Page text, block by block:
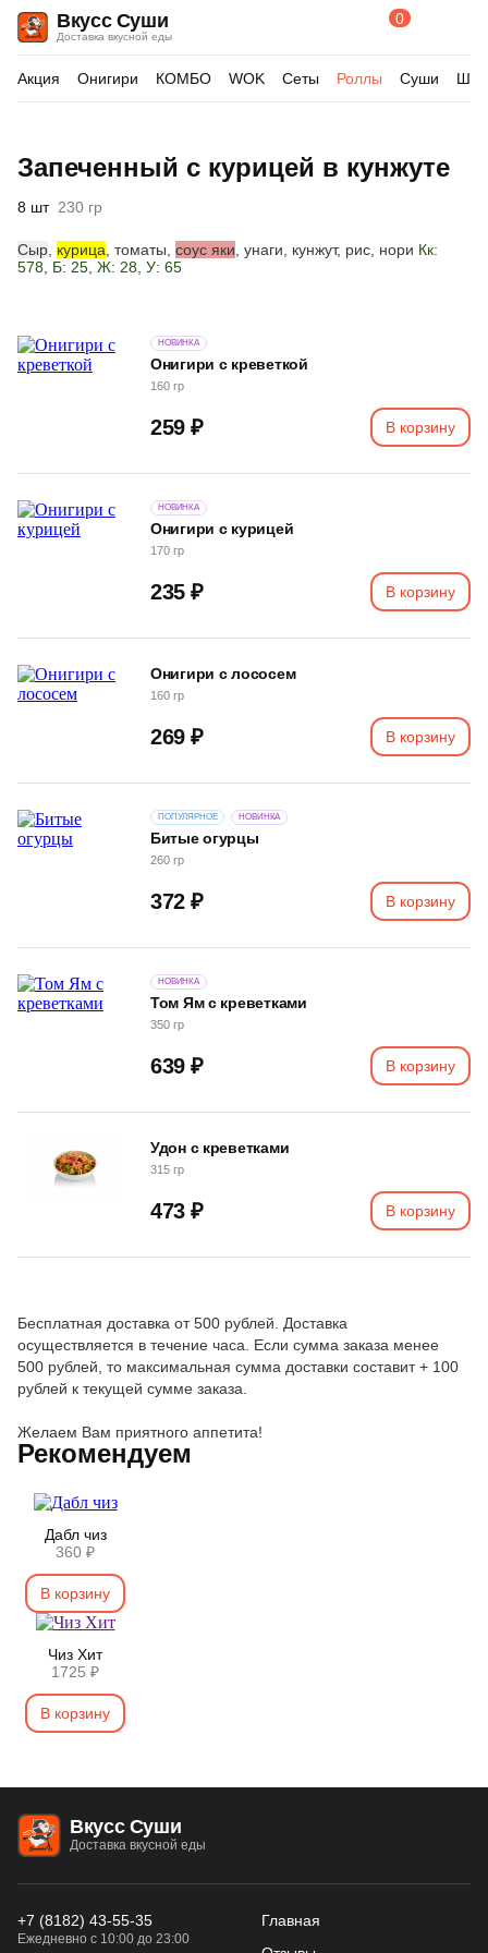
Вкусс Суши
Доставка вкусной еды
ПоискКорзина
0
Акция Онигири КОМБО WOK Сеты Роллы Суши
Запеченный с курицей в кунжуте
8 шт 230 гр
Сыр курица , томаты, соус яки , унаги, кунжут, рис, нори Кк:
578, Б: 25, Ж: 28, У: 65
Онигири с креветкой
НОВИНКА
160 гр
259 ₽ В корзину
Онигири с курицей
НОВИНКА
170 гр
235 ₽ В корзину
Онигири с лососем
160 гр
269 ₽ В корзину
Битые огурцы
ПОПУЛЯРНОЕ НОВИНКА
260 гр
372 ₽ В корзину
Том Ям с креветками
НОВИНКА
350 гр
639 ₽ В корзину
Удон с креветками
315 гр
473 ₽ В корзину
Изображения
товара
Бесплатная доставка от 500 рублей. Доставка
осуществляется в течение часа. Если сумма заказа менее
500 рублей, то максимальная сумма доставки составит + 100
рублей к текущей сумме заказа.
Желаем Вам приятного аппетита!
Рекомендуем
Дабл чиз
360 ₽
В корзину
Чиз Хит
1725 ₽
В корзину
Вкусс Суши
Доставка вкусной еды
+7 (8182) 43-55-35
Ежедневно с 10:00 до 23:00
Главная